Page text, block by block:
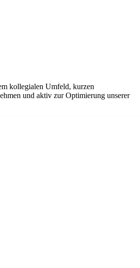
kollegialen Umfeld, kurzen
und aktiv zur Optimierung unserer